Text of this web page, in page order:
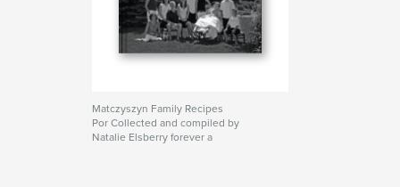
Matczyszyn Family Recipes
Por Collected and compiled by
Natalie Elsberry forever a